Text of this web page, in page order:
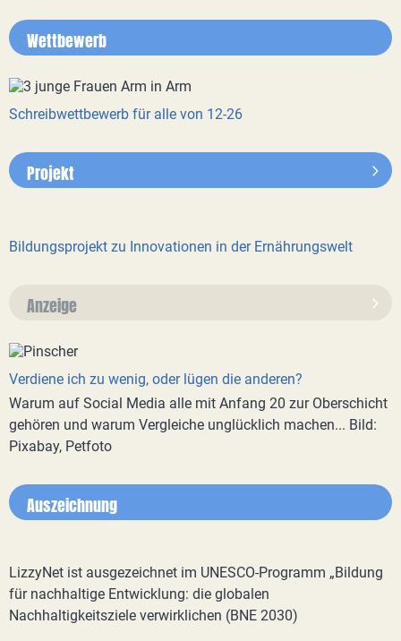
Wettbewerb
Schreibwettbewerb für alle von 12-26
Projekt
Bildungsprojekt zu Innovationen in der Ernährungswelt
Anzeige
Verdiene ich zu wenig, oder lügen die anderen?
Warum auf Social Media alle mit Anfang 20 zur Oberschicht
gehören und warum Vergleiche unglücklich machen... Bild:
Pixabay, Petfoto
Auszeichnung
LizzyNet ist ausgezeichnet im UNESCO-Programm „Bildung
für nachhaltige Entwicklung: die globalen
Nachhaltigkeitsziele verwirklichen (BNE 2030)